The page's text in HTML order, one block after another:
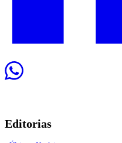
Editorias